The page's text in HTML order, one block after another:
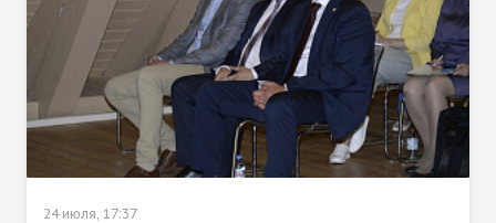
24 июля, 17:37